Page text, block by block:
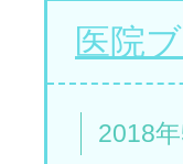
医院
2018